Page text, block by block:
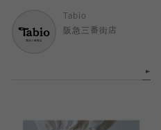
Tabio
阪急三番街店